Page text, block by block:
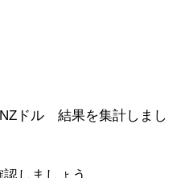
ドル 結果を集計しまし